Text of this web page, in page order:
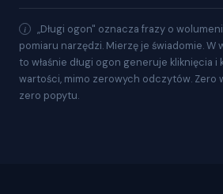
„Długi ogon" oznacza frazy o
pomiaru narzędzi. Mierzę je świadomie.
to właśnie długi ogon generuje kliknięcia
wartości, mimo zerowych odczytów. Zero
zero popytu.